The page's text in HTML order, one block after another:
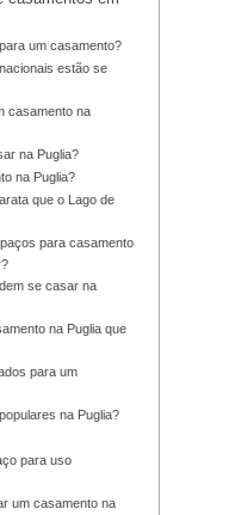
um casamento?
estão se
casamento na
na Puglia?
na Puglia?
que o Lago de
para casamento
se casar na
na Puglia que
para um
na Puglia?
para uso
um casamento na